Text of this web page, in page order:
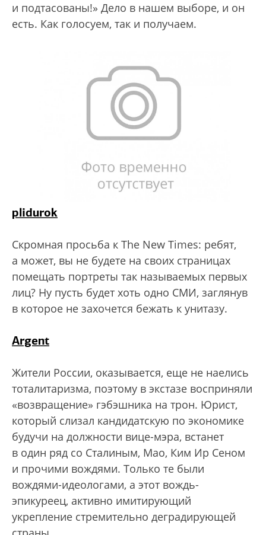
и подтасованы!» Дело в нашем выборе, и он
есть. Как голосуем, так и получаем.
plidurok
Скромная просьба к The New Times: ребят,
а может, вы не будете на своих страницах
помещать портреты так называемых первых
лиц? Ну пусть будет хоть одно СМИ, заглянув
в которое не захочется бежать к унитазу.
Argent
Жители России, оказывается, еще не наелись
тоталитаризма, поэтому в экстазе восприняли
«возвращение» гэбэшника на трон. Юрист,
который слизал кандидатскую по экономике
будучи на должности вице-мэра, встанет
в один ряд со Сталиным, Мао, Ким Ир Сеном
и прочими вождями. Только те были
вождями-идеологами, а этот вождь-
эпикуреец, активно имитирующий
укрепление стремительно деградирующей